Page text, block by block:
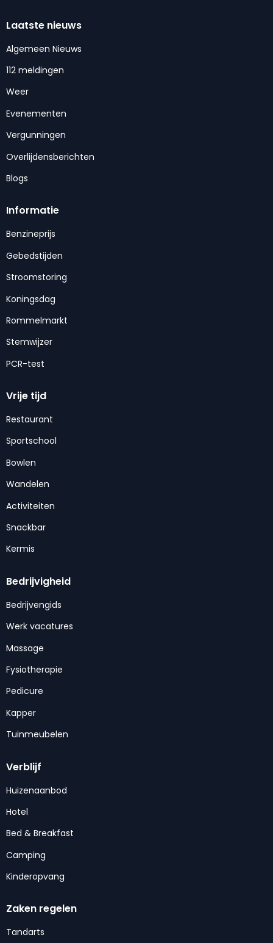
Laatste nieuws
Algemeen Nieuws
112 meldingen
Weer
Evenementen
Vergunningen
Overlijdensberichten
Blogs
Informatie
Benzineprijs
Gebedstijden
Stroomstoring
Koningsdag
Rommelmarkt
Stemwijzer
PCR-test
Vrije tijd
Restaurant
Sportschool
Bowlen
Wandelen
Activiteiten
Snackbar
Kermis
Bedrijvigheid
Bedrijvengids
Werk vacatures
Massage
Fysiotherapie
Pedicure
Kapper
Tuinmeubelen
Verblijf
Huizenaanbod
Hotel
Bed & Breakfast
Camping
Kinderopvang
Zaken regelen
Tandarts